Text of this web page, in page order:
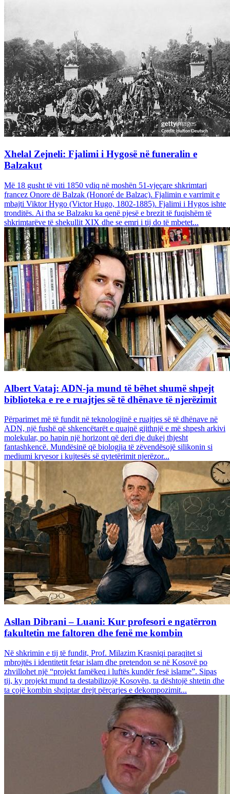
Xhelal Zejneli: Fjalimi i Hygosë në funeralin e
Balzakut
Më 18 gusht të viti 1850 vdiq në moshën 51-vjeçare shkrimtari
francez Onore dë Balzak (Honoré de Balzac). Fjalimin e varrimit e
mbajti Viktor Hygo (Victor Hugo, 1802-1885). Fjalimi i Hygos ishte
tronditës. Ai tha se Balzaku ka qenë pjesë e brezit të fuqishëm të
shkrimtarëve të shekullit XIX dhe se emri i tij do të mbetet...
Albert Vataj: ADN-ja mund të bëhet shumë shpejt
biblioteka e re e ruajtjes së të dhënave të njerëzimit
Përparimet më të fundit në teknologjinë e ruajtjes së të dhënave në
ADN, një fushë që shkencëtarët e quajnë gjithnjë e më shpesh arkivi
molekular, po hapin një horizont që deri dje dukej thjesht
fantashkencë. Mundësinë që biologjia të zëvendësojë silikonin si
mediumi kryesor i kujtesës së qytetërimit njerëzor...
Asllan Dibrani – Luani: Kur profesori e ngatërron
fakultetin me faltoren dhe fenë me kombin
Në shkrimin e tij të fundit, Prof. Milazim Krasniqi paraqitet si
mbrojtës i identitetit fetar islam dhe pretendon se në Kosovë po
zhvillohet një “projekt famëkeq i luftës kundër fesë islame”. Sipas
tij, ky projekt mund ta destabilizojë Kosovën, ta dështojë shtetin dhe
ta çojë kombin shqiptar drejt përçarjes e dekompozimit...